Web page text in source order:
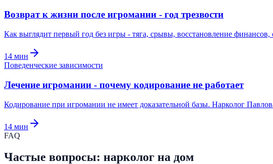
Возврат к жизни после игромании - год трезвости
Как выглядит первый год без игры - тяга, срывы, восстановление
14 мин
Поведенческие зависимости
Лечение игромании - почему кодирование не работает
Кодирование при игромании не имеет доказательной базы. Нарколог
14 мин
FAQ
Частые вопросы: нарколог на дом